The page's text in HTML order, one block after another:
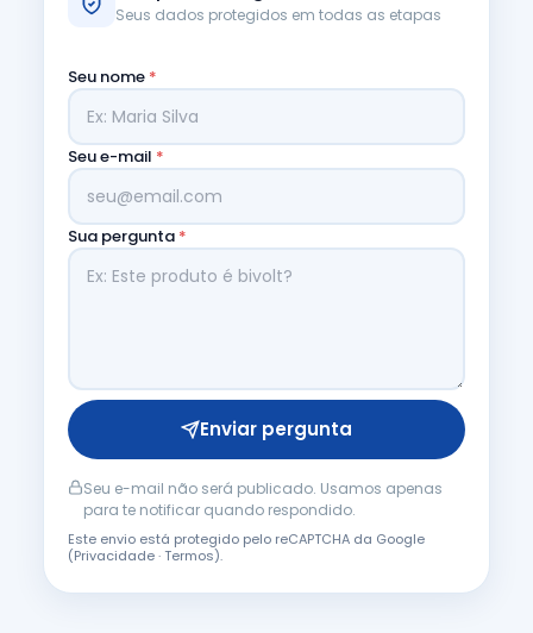
Seus dados protegidos em todas as etapas
Seu nome *
Seu e-mail *
Sua pergunta *
Enviar pergunta
Seu e-mail não será publicado. Usamos apenas
para te notificar quando respondido.
Este envio está protegido pelo reCAPTCHA da Google
(Privacidade·Termos).